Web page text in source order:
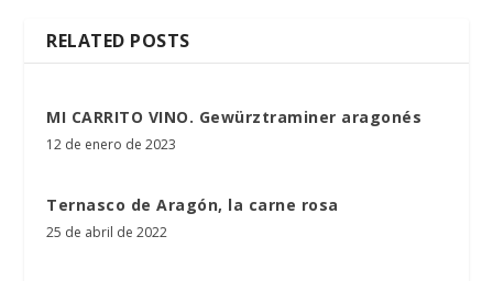
RELATED POSTS
MI CARRITO VINO. Gewürztraminer aragonés
12 de enero de 2023
Ternasco de Aragón, la carne rosa
25 de abril de 2022